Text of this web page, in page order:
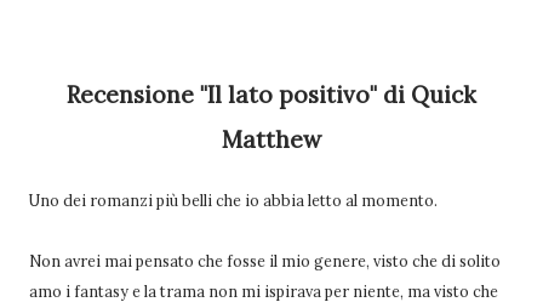
Recensione "Il lato positivo" di Quick
Matthew
Uno dei romanzi più belli che io abbia letto al momento.
Non avrei mai pensato che fosse il mio genere, visto che di solito
amo i fantasy e la trama non mi ispirava per niente, ma visto che